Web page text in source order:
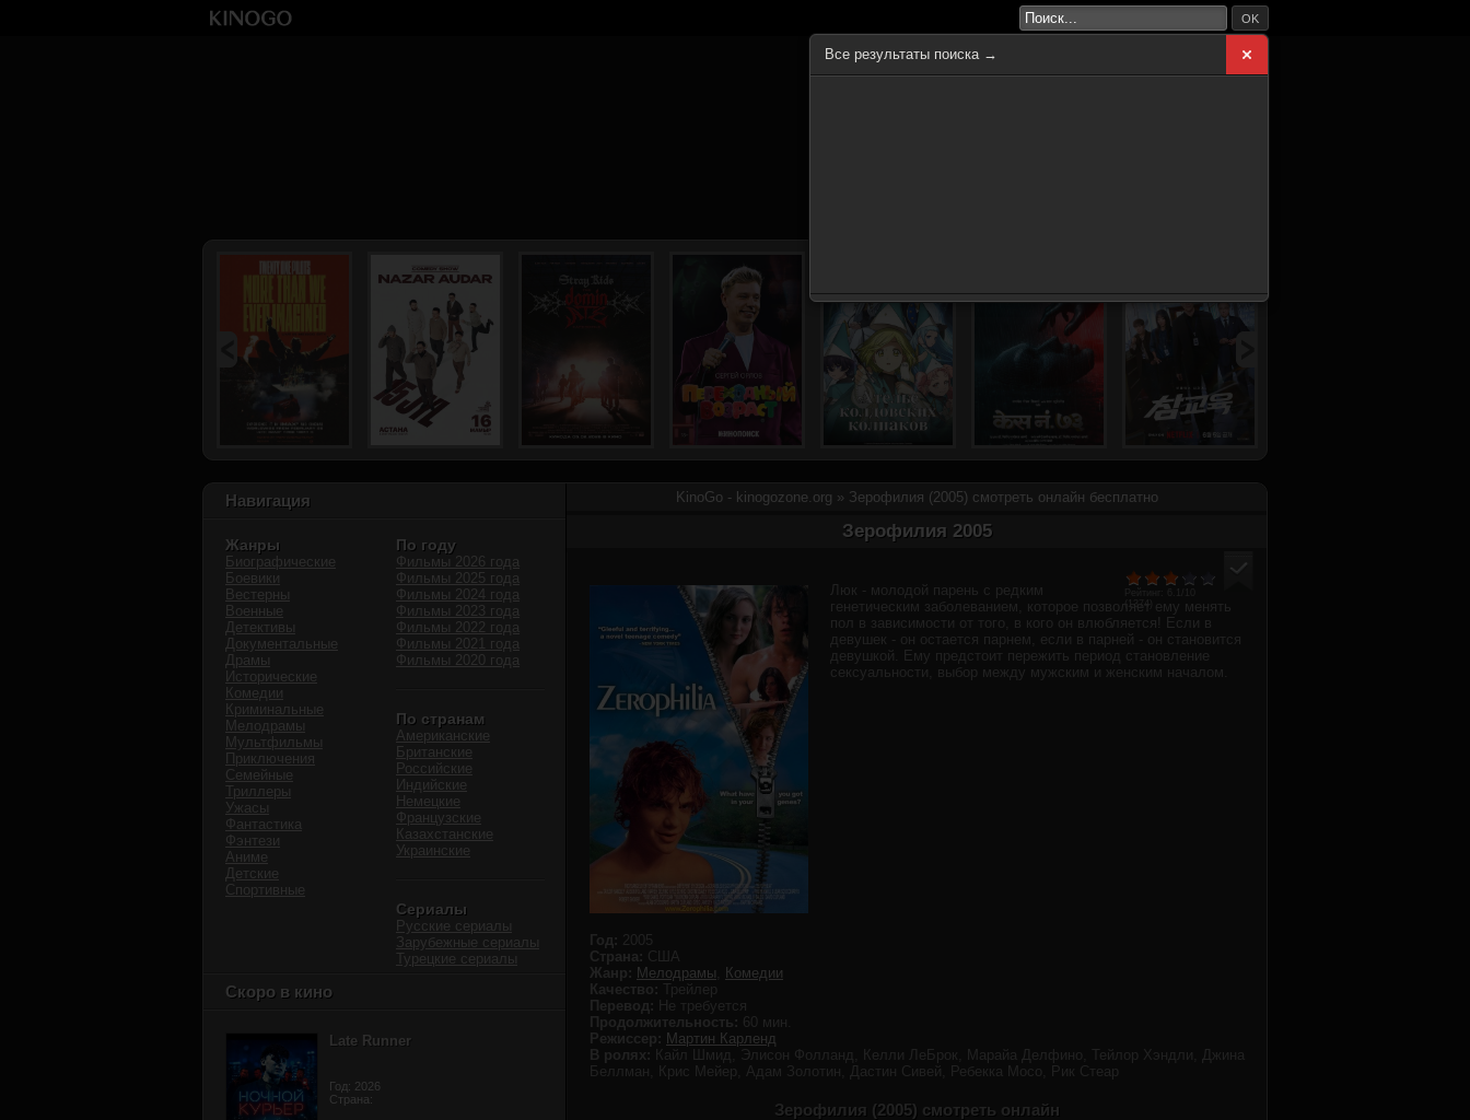
KinoGo - kinogozone.org » Зерофилия (2005) смотреть онлайн бесплатно
Зерофилия 2005
1374
Люк - молодой парень с редким
генетическим заболеванием, которое позволяет ему менять
пол в зависимости от того, в кого он влюбляется! Если в
девушек - он остается парнем, если в парней - он становится
девушкой. Ему предстоит пережить период становление
сексуальности, выбор между мужским и женским началом.
Год: 2005
Страна: США
Жанр: Мелодрамы
Комедии
Качество: Трейлер
Перевод: Не требуется
Продолжительность: 60 мин.
Режиссер: Мартин Карленд
В ролях:
Кайл Шмид, Элисон Фолланд, Келли ЛеБрок, Марайа Делфино, Тейлор Хэндли, Джина
Беллман, Крис Мейер, Адам Золотин, Дастин Сивей, Ребекка Мосо, Рик Стеар
Зерофилия (2005) смотреть онлайн
Навигация
Жанры
Биографические
Боевики
Вестерны
Военные
Детективы
Документальные
Драмы
Исторические
Комедии
Криминальные
Мелодрамы
Мультфильмы
Приключения
Семейные
Триллеры
Ужасы
Фантастика
Фэнтези
Аниме
Детские
Спортивные
По году
Фильмы 2026 года
Фильмы 2025 года
Фильмы 2024 года
Фильмы 2023 года
Фильмы 2022 года
Фильмы 2021 года
Фильмы 2020 года
По странам
Американские
Британские
Российские
Индийские
Немецкие
Французские
Казахстанские
Украинские
Сериалы
Русские сериалы
Зарубежные сериалы
Турецкие сериалы
Скоро в кино
Late Runner
Год: 2026
Страна:
OK
Все результаты поиска →